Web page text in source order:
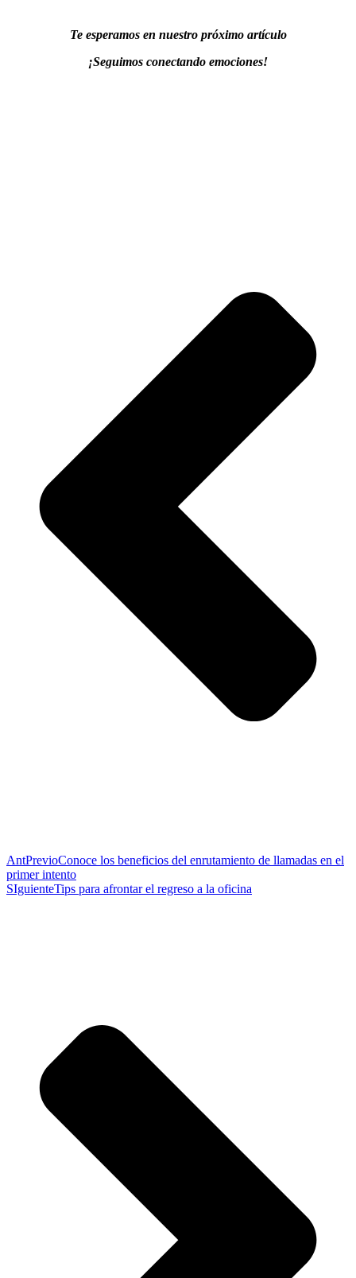
Te esperamos en nuestro próximo artículo
¡Seguimos conectando emociones!
AntPrevioConoce los beneficios del enrutamiento de llamadas en el
primer intento
SIguienteTips para afrontar el regreso a la oficina